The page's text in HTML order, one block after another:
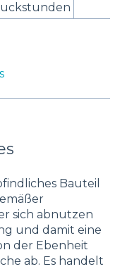
Bauteil
sich abnutzen
und damit eine
der Ebenheit
ab. Es handelt